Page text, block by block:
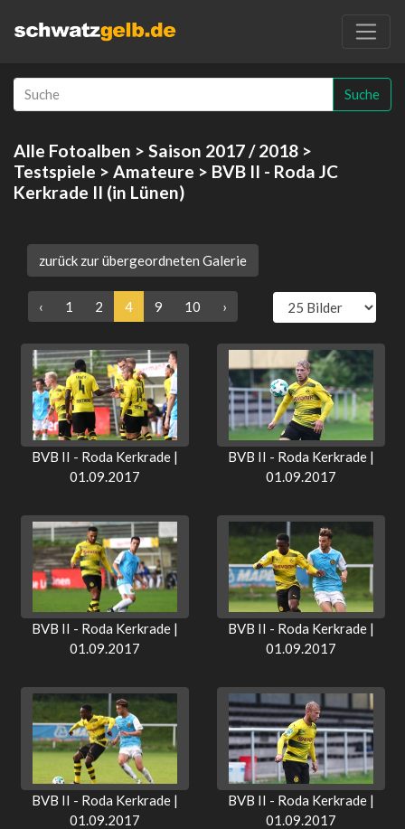
Suche
Alle Fotoalben > Saison 2017 / 2018 >
Testspiele > Amateure > BVB II - Roda JC
Kerkrade II (in Lünen)
zurück zur übergeordneten Galerie
‹ 1 2 4 9 10 ›
BVB II - Roda Kerkrade |
01.09.2017
BVB II - Roda Kerkrade |
01.09.2017
BVB II - Roda Kerkrade |
01.09.2017
BVB II - Roda Kerkrade |
01.09.2017
BVB II - Roda Kerkrade |
01.09.2017
BVB II - Roda Kerkrade |
01.09.2017